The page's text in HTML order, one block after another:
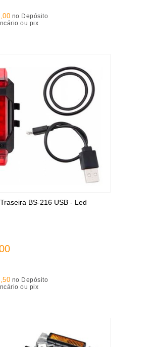
no Depósito
Bancário ou pix
BS-216 USB - Led
no Depósito
Bancário ou pix